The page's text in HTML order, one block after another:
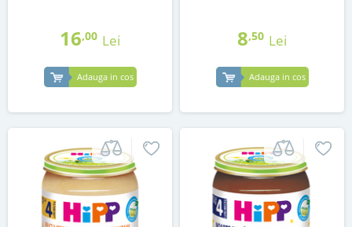
16,00 Lei
Adauga in cos
8,50 Lei
Adauga in cos